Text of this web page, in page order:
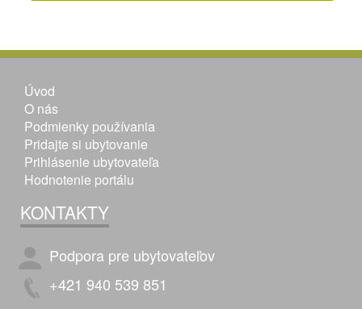
Úvod
O nás
Podmienky používania
Pridajte si ubytovanie
Prihlásenie ubytovateľa
Hodnotenie portálu
KONTAKTY
Podpora pre ubytovateľov
+421 940 539 851